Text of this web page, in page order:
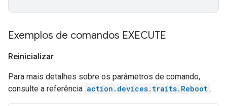
Exemplos de comandos EXECUTE
Reinicializar
Para mais detalhes sobre os parâmetros de comando,
consulte a referência action.devices.traits.Reboot .